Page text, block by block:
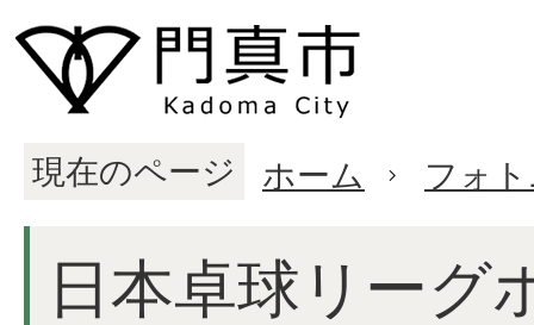
現在のページ ホーム フォ
日本卓球リーグ